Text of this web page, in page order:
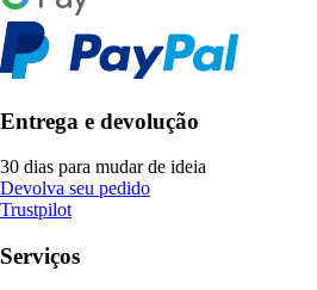
Entrega e devolução
30 dias para mudar de ideia
Devolva seu pedido
Trustpilot
Serviços